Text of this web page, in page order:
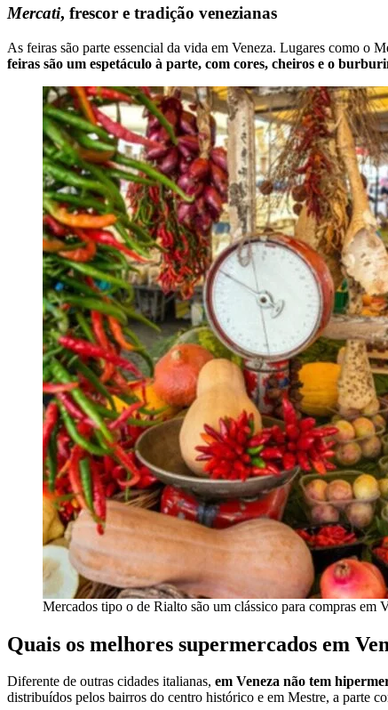
Mercati, frescor e tradição venezianas
As feiras são parte essencial da vida em Veneza. Lugares como o
feiras são um espetáculo à parte, com cores, cheiros e o
Mercados tipo o de Rialto são um clássico para compras em
Quais os melhores supermercados em
Diferente de outras cidades italianas, em Veneza não tem
distribuídos pelos bairros do centro histórico e em Mestre, a parte